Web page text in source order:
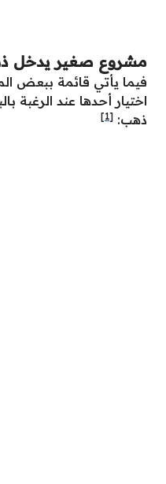
مشروع صغير يدخل
فيما يأتي قائمة ببعض
اختيار أحدها عند
ذهب: [1]